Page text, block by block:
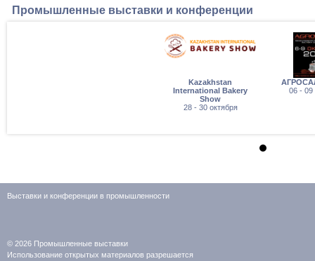
Промышленные выставки и конференции
Kazakhstan
International Bakery
Show
28 - 30 октября
06 - 09
Выставки и конференции в промышленности
© 2026 Промышленные выставки
Использование открытых материалов разрешается